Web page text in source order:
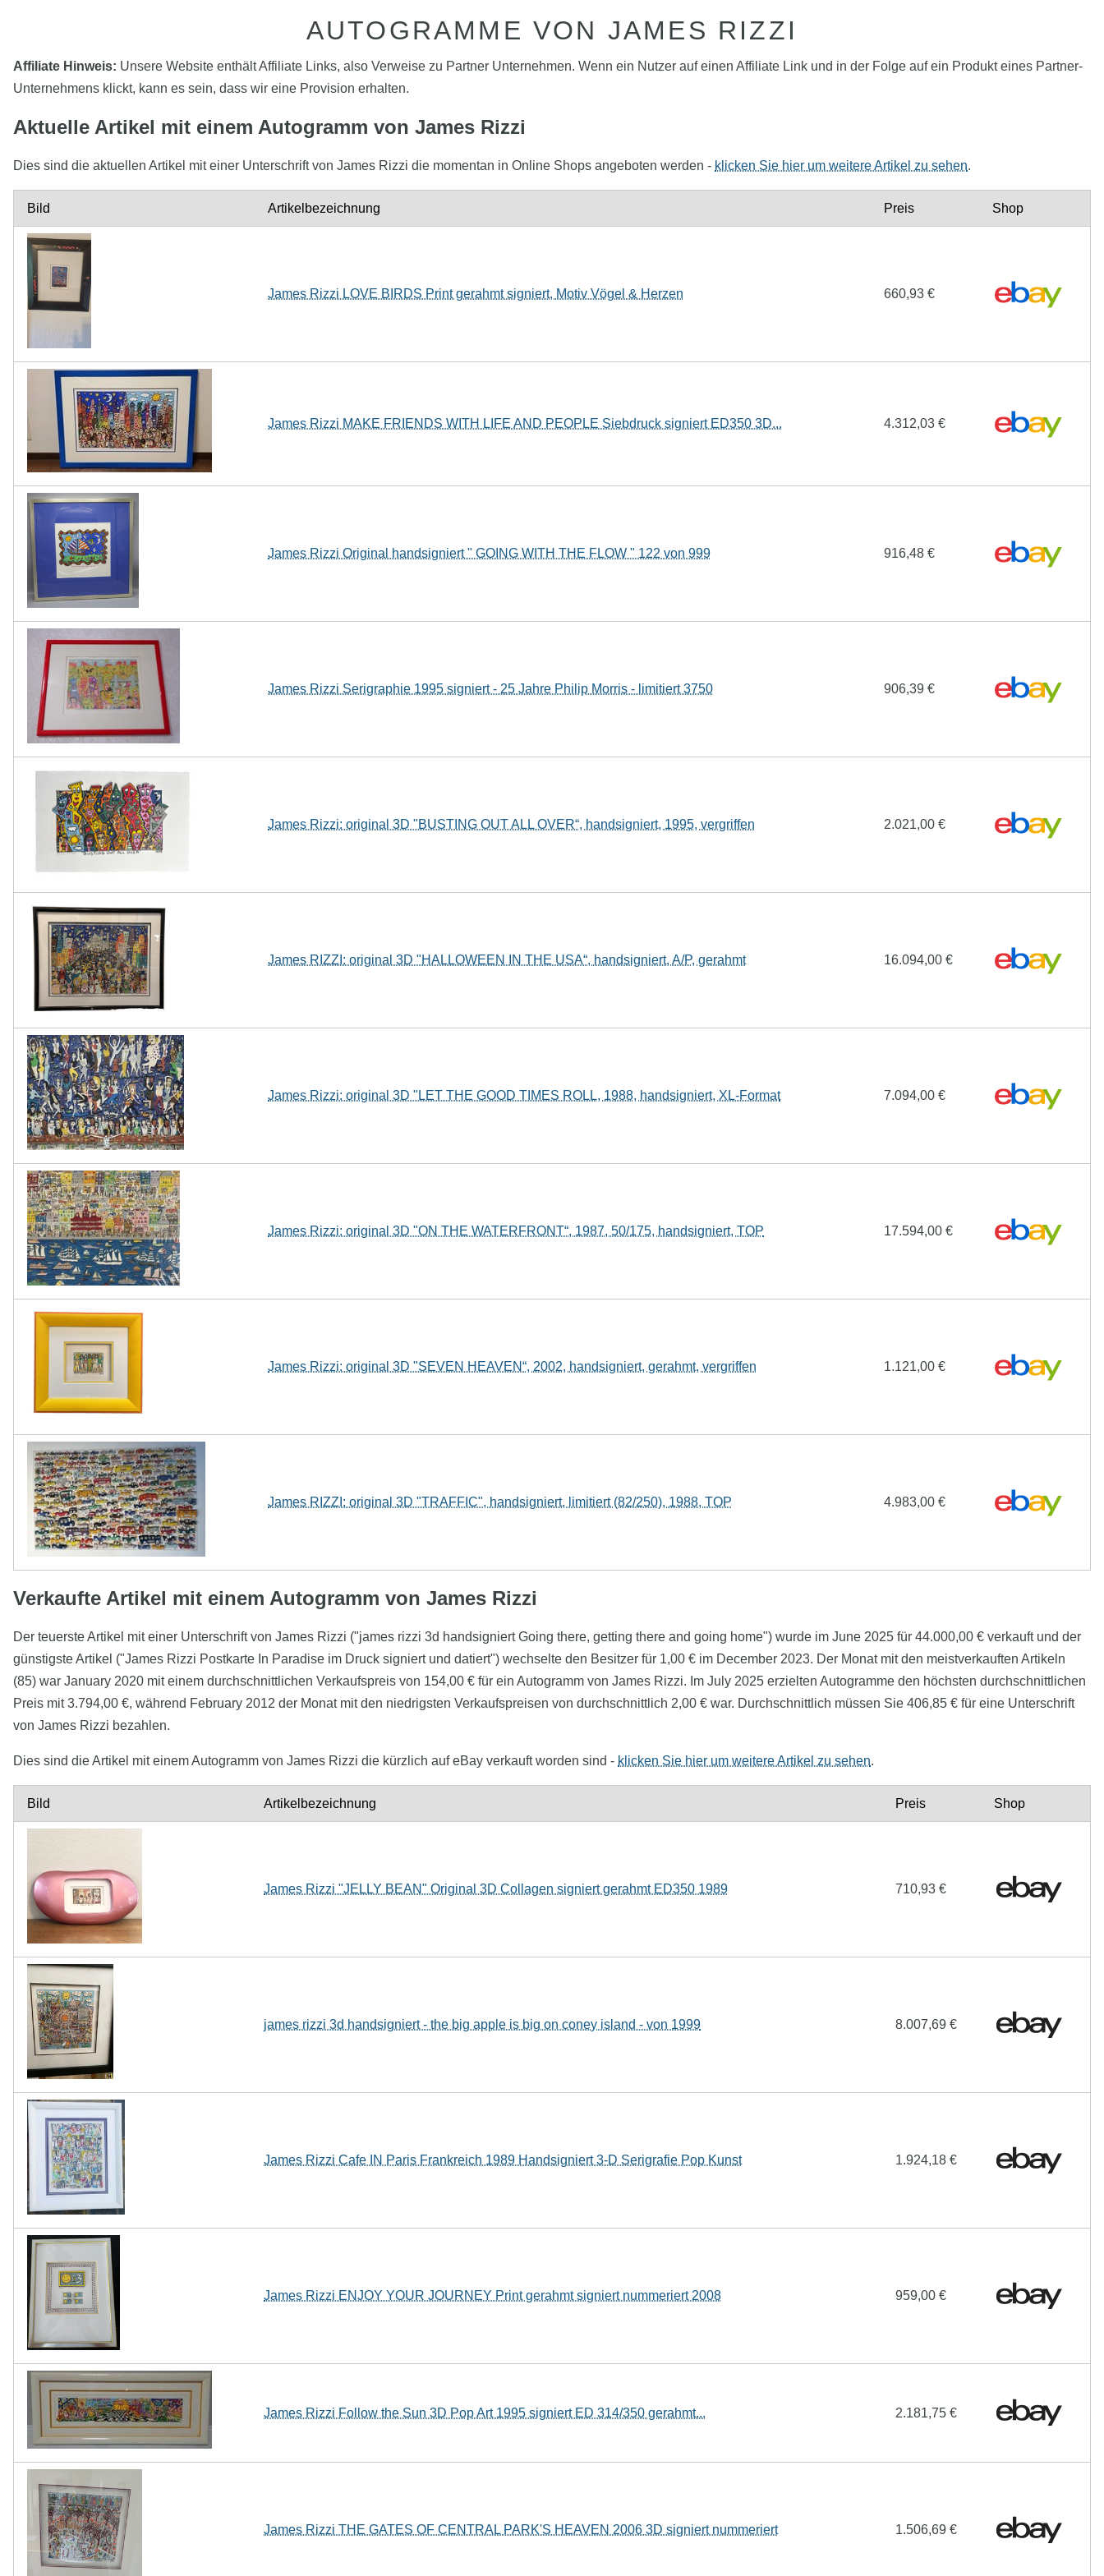
AUTOGRAMME VON JAMES RIZZI
Affiliate Hinweis: Unsere Website enthält Affiliate Links, also Verweise zu Partner Unternehmen. Wenn ein Nutzer auf einen Affiliate Link und in der Folge auf ein Produkt eines Partner-
Unternehmens klickt, kann es sein, dass wir eine Provision erhalten.
Aktuelle Artikel mit einem Autogramm von James Rizzi
Dies sind die aktuellen Artikel mit einer Unterschrift von James Rizzi die momentan in Online Shops angeboten werden - klicken Sie hier um weitere Artikel zu sehen.
Bild Artikelbezeichnung Preis Shop
James Rizzi LOVE BIRDS Print gerahmt signiert, Motiv Vögel & Herzen 660,93 €
James Rizzi MAKE FRIENDS WITH LIFE AND PEOPLE Siebdruck signiert ED350 3D... 4.312,03 €
James Rizzi Original handsigniert " GOING WITH THE FLOW " 122 von 999 916,48 €
James Rizzi Serigraphie 1995 signiert - 25 Jahre Philip Morris - limitiert 3750 906,39 €
James Rizzi: original 3D "BUSTING OUT ALL OVER“, handsigniert, 1995, vergriffen 2.021,00 €
James RIZZI: original 3D "HALLOWEEN IN THE USA“, handsigniert, A/P, gerahmt 16.094,00 €
James Rizzi: original 3D "LET THE GOOD TIMES ROLL, 1988, handsigniert, XL-Format 7.094,00 €
James Rizzi: original 3D "ON THE WATERFRONT“, 1987, 50/175, handsigniert, TOP 17.594,00 €
James Rizzi: original 3D "SEVEN HEAVEN“, 2002, handsigniert, gerahmt, vergriffen 1.121,00 €
James RIZZI: original 3D "TRAFFIC", handsigniert, limitiert (82/250), 1988, TOP 4.983,00 €
Verkaufte Artikel mit einem Autogramm von James Rizzi
Der teuerste Artikel mit einer Unterschrift von James Rizzi ("james rizzi 3d handsigniert Going there, getting there and going home") wurde im June 2025 für 44.000,00 € verkauft und der
günstigste Artikel ("James Rizzi Postkarte In Paradise im Druck signiert und datiert") wechselte den Besitzer für 1,00 € im December 2023. Der Monat mit den meistverkauften Artikeln
(85) war January 2020 mit einem durchschnittlichen Verkaufspreis von 154,00 € für ein Autogramm von James Rizzi. Im July 2025 erzielten Autogramme den höchsten durchschnittlichen
Preis mit 3.794,00 €, während February 2012 der Monat mit den niedrigsten Verkaufspreisen von durchschnittlich 2,00 € war. Durchschnittlich müssen Sie 406,85 € für eine Unterschrift
von James Rizzi bezahlen.
Dies sind die Artikel mit einem Autogramm von James Rizzi die kürzlich auf eBay verkauft worden sind - klicken Sie hier um weitere Artikel zu sehen.
Bild Artikelbezeichnung Preis Shop
James Rizzi "JELLY BEAN" Original 3D Collagen signiert gerahmt ED350 1989 710,93 €
james rizzi 3d handsigniert - the big apple is big on coney island - von 1999 8.007,69 €
James Rizzi Cafe IN Paris Frankreich 1989 Handsigniert 3-D Serigrafie Pop Kunst 1.924,18 €
James Rizzi ENJOY YOUR JOURNEY Print gerahmt signiert nummeriert 2008 959,00 €
James Rizzi Follow the Sun 3D Pop Art 1995 signiert ED 314/350 gerahmt... 2.181,75 €
James Rizzi THE GATES OF CENTRAL PARK'S HEAVEN 2006 3D signiert nummeriert 1.506,69 €